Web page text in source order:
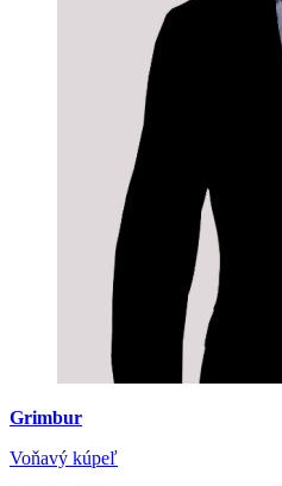
Grimbur
Voňavý kúpeľ